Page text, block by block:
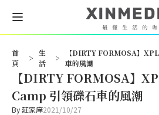
首
頁
>
生
活
>
【DIRTY FORMOSA】
車的風潮
【DIRTY FORMOSA】
Camp 引領礫石車的風潮
By莊家庠2021/10/27